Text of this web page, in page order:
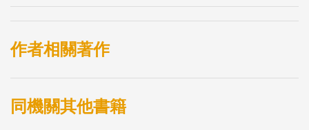
作者相關著作
同機關其他書籍